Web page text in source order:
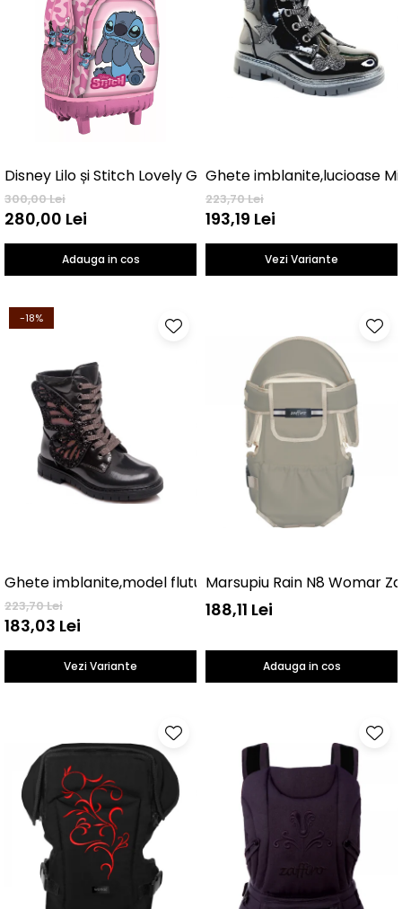
Disney Lilo și Stitch Lovely Geantă școlară premium cu
300,00 Lei
280,00 Lei
Adauga in cos
Ghete imblanite,lucioase
223,70 Lei
193,19 Lei
Vezi Variante
-18%
Ghete imblanite,model fluture
223,70 Lei
183,03 Lei
Vezi Variante
Marsupiu Rain N8 Womar
188,11 Lei
Adauga in cos